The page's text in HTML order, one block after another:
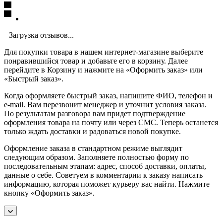
Загрузка отзывов...
Для покупки товара в нашем интернет-магазине выберите
понравившийся товар и добавьте его в корзину. Далее
перейдите в Корзину и нажмите на «Оформить заказ» или
«Быстрый заказ».
Когда оформляете быстрый заказ, напишите ФИО, телефон и
e-mail. Вам перезвонит менеджер и уточнит условия заказа.
По результатам разговора вам придет подтверждение
оформления товара на почту или через СМС. Теперь останется
только ждать доставки и радоваться новой покупке.
Оформление заказа в стандартном режиме выглядит
следующим образом. Заполняете полностью форму по
последовательным этапам: адрес, способ доставки, оплаты,
данные о себе. Советуем в комментарии к заказу написать
информацию, которая поможет курьеру вас найти. Нажмите
кнопку «Оформить заказ».